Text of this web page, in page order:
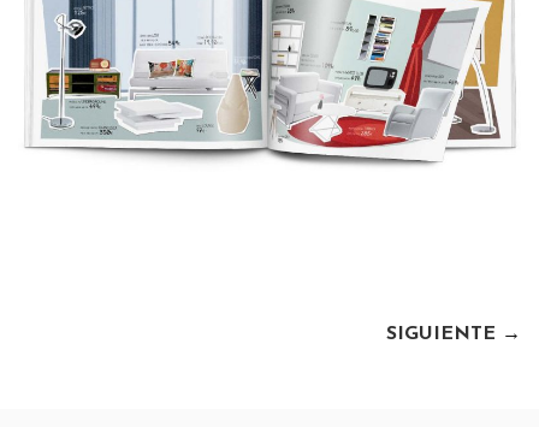
SIGUIENTE →